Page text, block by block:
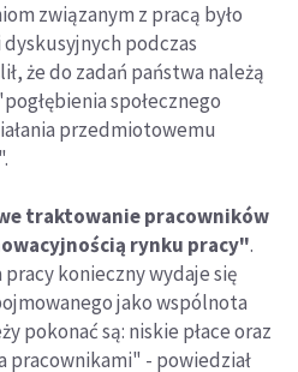
związanym z pracą było
podczas
że do zadań państwa należą
społecznego
przedmiotowemu
traktowanie pracowników
rynku pracy".
konieczny wydaje się
jako wspólnota
pokonać są: niskie płace oraz
- powiedział